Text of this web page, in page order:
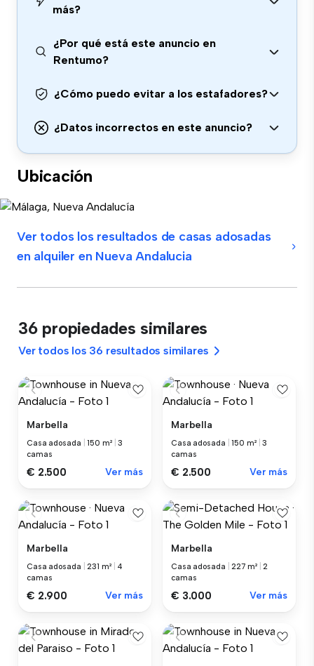
más?
¿Por qué está este anuncio en
Rentumo?
¿Cómo puedo evitar a los estafadores?
¿Datos incorrectos en este anuncio?
Ubicación
Ver todos los resultados de casas adosadas
en alquiler en Nueva Andalucia
36 propiedades similares
Ver todos los 36 resultados similares
Marbella
Casa adosada |150 m² |3
camas
€ 2.500 Ver más
Marbella
Casa adosada |150 m² |3
camas
€ 2.500 Ver más
Marbella
Casa adosada |231 m²
4
camas
€ 2.900 Ver más
Marbella
Casa adosada |227 m² |2
camas
€ 3.000 Ver más